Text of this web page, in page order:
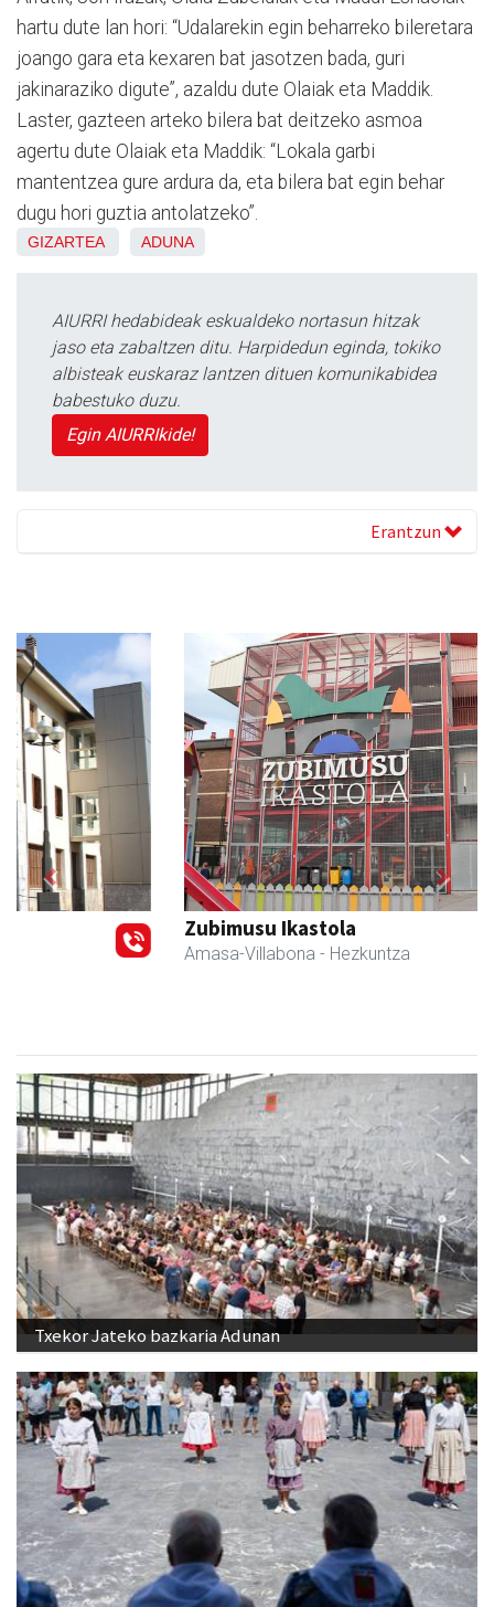
hartu dute lan hori: “Udalarekin egin beharreko bileretara
joango gara eta kexaren bat jasotzen bada, guri
jakinaraziko digute”, azaldu dute Olaiak eta Maddik.
Laster, gazteen arteko bilera bat deitzeko asmoa
agertu dute Olaiak eta Maddik: “Lokala garbi
mantentzea gure ardura da, eta bilera bat egin behar
dugu hori guztia antolatzeko”.
GIZARTEA ADUNA
AIURRI hedabideak eskualdeko nortasun hitzak
jaso eta zabaltzen ditu. Harpidedun eginda, tokiko
albisteak euskaraz lantzen dituen komunikabidea
babestuko duzu.
Egin AIURRIkide!
Erantzun
Zubimusu Ikastola
Amasa-Villabona - Hezkuntza
Previous Next
Txekor Jateko bazkaria Adunan